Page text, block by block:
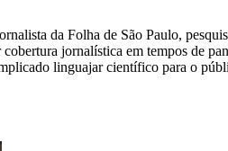
da Folha de São Paulo,
jornalística em tempos de
linguajar científico para o